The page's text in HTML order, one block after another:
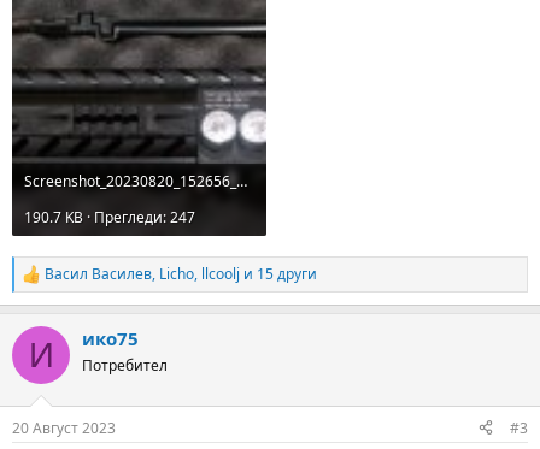
Screenshot_20230820_152656_Gallery.jpg
190.7 KB · Прегледи: 247
R
e
c
i
s
Васил Василев, Licho, llcoolj и 15 други
И ико75
Потребител
20 Август 2023 #3